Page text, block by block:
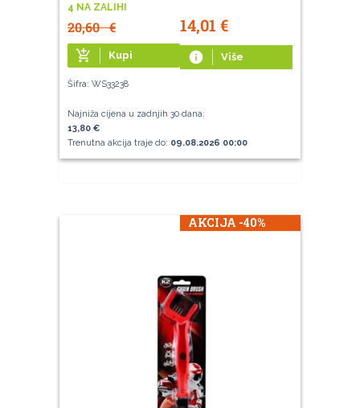
4 NA ZALIHI
20,60€ 14,01 €
add_shopping_cart Kupi info Više
Šifra: WS33238
Najniža cijena u zadnjih 30 dana:
13,80 €
Trenutna akcija traje do: 09.08.2026 00:00
AKCIJA -40%